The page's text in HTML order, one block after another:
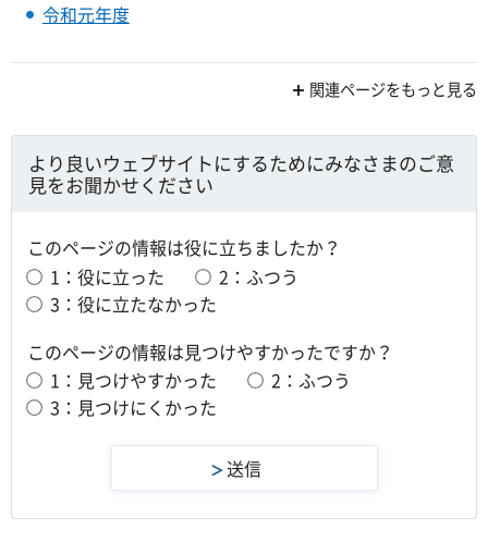
令和元年度
関連ページをもっと見る
より良いウェブサイトにするためにみなさまのご意
見をお聞かせください
このページの情報は役に立ちましたか？
1：役に立った
2：ふつう
3：役に立たなかった
このページの情報は見つけやすかったですか？
1：見つけやすかった
2：ふつう
3：見つけにくかった